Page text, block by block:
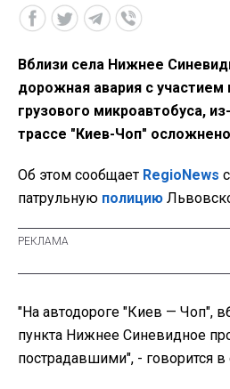
Вблизи села Нижнее
дорожная авария с участием
грузового микроавтобуса,
трассе "Киев-Чоп" осложнено
Об этом сообщает RegioNews
патрульную полицию
"На автодороге "Киев — Чоп",
пункта Нижнее Синевидное
пострадавшими", - говорится